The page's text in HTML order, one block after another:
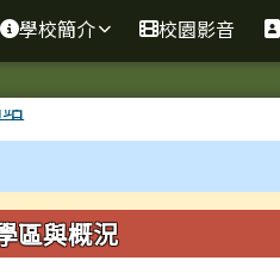
網
學校簡介 校園影音
區與概況